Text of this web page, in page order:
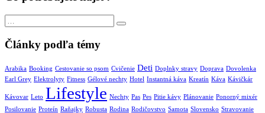
for:
Search
Články podľa témy
Arabika Booking Cestovanie so psom Cvičenie Deti Doplnky stravy Doprava Dovolenka
Earl Grey Elektrolyty Fitness Gélové nechty Hotel Instantná káva Kreatín Káva Kávičkár
Kávovar Leto Lifestyle Nechty Pas Pes Pitie kávy Plánovanie Ponorný mixér
Posilovanie Proteín Raňajky Robusta Rodina Rodičovstvo Samota Slovensko Stravovanie